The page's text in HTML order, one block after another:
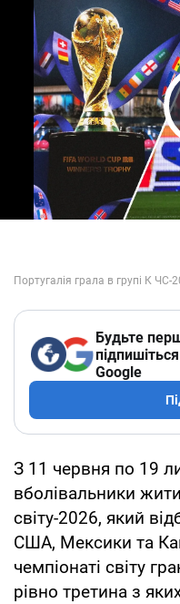
Будьте
Google
З 11 червня по 19
вболівальники
світу-2026, який
США, Мексики та
чемпіонаті світу
рівно третина з